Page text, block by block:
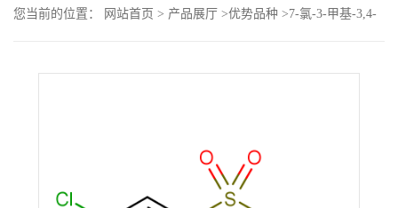
动
您当前的位置： 网站首页 > 产品展厅 >优势品种 >7-氯-3-甲基-3,4-